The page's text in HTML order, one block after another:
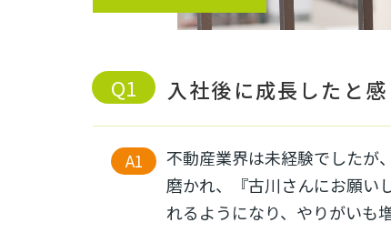
入社後に成長したと
不動産業界は未経験でしたが
磨かれ、『古川さんにお願い
れるようになり、やりがいも